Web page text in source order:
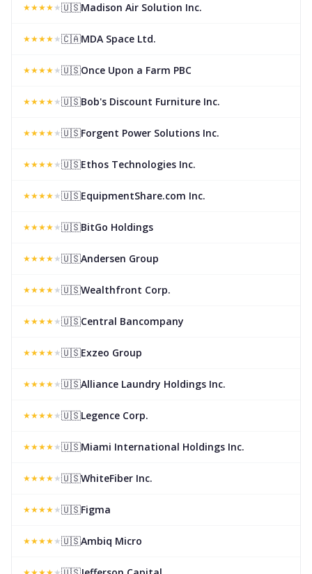
★★★★★🇺🇸Madison Air Solution Inc.
★★★★★🇨🇦MDA Space Ltd.
★★★★★🇺🇸Once Upon a Farm PBC
★★★★★🇺🇸Bob's Discount Furniture Inc.
★★★★★🇺🇸Forgent Power Solutions Inc.
★★★★★🇺🇸Ethos Technologies Inc.
★★★★★🇺🇸EquipmentShare.com Inc.
★★★★★🇺🇸BitGo Holdings
★★★★★🇺🇸Andersen Group
★★★★★🇺🇸Wealthfront Corp.
★★★★★🇺🇸Central Bancompany
★★★★★🇺🇸Exzeo Group
★★★★★🇺🇸Alliance Laundry Holdings Inc.
★★★★★🇺🇸Legence Corp.
★★★★★🇺🇸Miami International Holdings Inc.
★★★★★🇺🇸WhiteFiber Inc.
★★★★★🇺🇸Figma
★★★★★🇺🇸Ambiq Micro